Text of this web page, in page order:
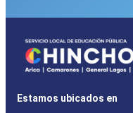
Estamos ubicados en